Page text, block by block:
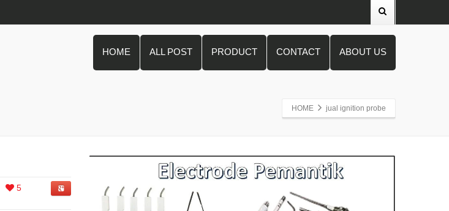
HOME ALL POST PRODUCT CONTACT ABOUT US
HOME jual ignition probe
5